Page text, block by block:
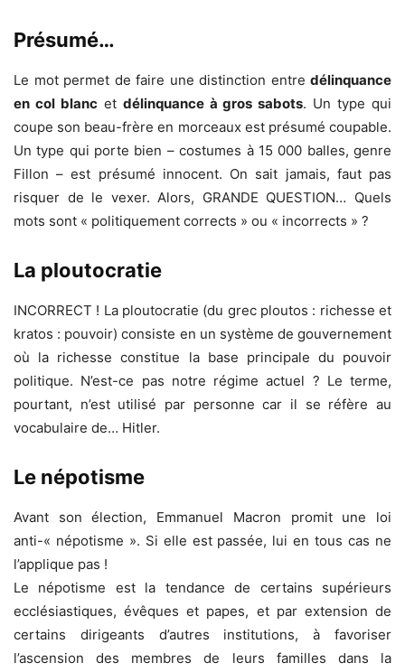
Présumé…
Le mot permet de faire une distinction entre délinquance
en col blancet délinquance à gros sabots. Un type qui
coupe son beau-frère en morceaux est présumé coupable.
Un type qui porte bien – costumes à 15 000 balles, genre
Fillon – est présumé innocent. On sait jamais, faut pas
risquer de le vexer. Alors, GRANDE QUESTION… Quels
mots sont « politiquement corrects » ou « incorrects » ?
La ploutocratie
INCORRECT ! La ploutocratie (du grec ploutos : richesse et
kratos : pouvoir) consiste en un système de gouvernement
où la richesse constitue la base principale du pouvoir
politique. N’est-ce pas notre régime actuel ? Le terme,
pourtant, n’est utilisé par personne car il se réfère au
vocabulaire de… Hitler.
Le népotisme
Avant son élection, Emmanuel Macron promit une loi
anti-« népotisme ». Si elle est passée, lui en tous cas ne
l’applique pas !
Le népotisme est la tendance de certains supérieurs
ecclésiastiques, évêques et papes, et par extension de
certains dirigeants d’autres institutions, à favoriser
l’ascension des membres de leurs familles dans la